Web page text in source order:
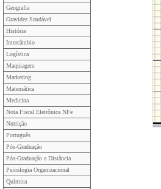
Geografia
Gravidez Saudável
História
Intercâmbio
Logística
Maquiagem
Marketing
Matemática
Medicina
Nota Fiscal Eletrônica NFe
Nutrição
Português
Pós-Graduação
Pós-Graduação a Distância
Psicologia Organizacional
Química